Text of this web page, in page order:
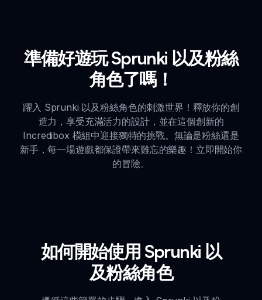
準備好遊玩 Sprunki 以及粉絲
角色了嗎！
躍入 Sprunki 以及粉絲角色的刺激世界！釋放你的創
造力，享受充滿活力的設計，並在這個創新的
Incredibox 模組中迎接獨特的挑戰。無論是粉絲還是
新手，每一場遊戲都保證帶來難忘的樂趣！立即開始你
的冒險。
如何開始使用 Sprunki 以
及粉絲角色